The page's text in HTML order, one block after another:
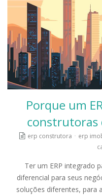
Porque um
erp construtora · erp
Ter um ERP integrado
diferencial para seus
soluções diferentes, para